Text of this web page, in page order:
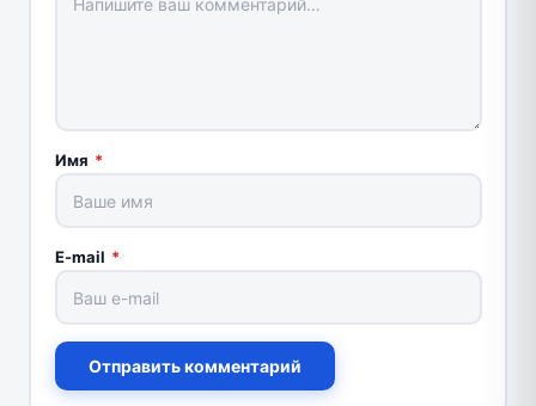
Имя *
E-mail *
Отправить комментарий